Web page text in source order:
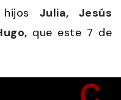
Julia, Jesús
que este 7 de